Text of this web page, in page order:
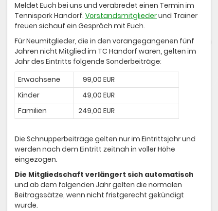
Meldet Euch bei uns und verabredet einen Termin im
Tennispark Handorf. Vorstandsmitgliederund Trainer
freuen sichauf ein Gespräch mit Euch.
Für Neumitglieder, die in den vorangegangenen fünf
Jahren nicht Mitglied im TC Handorf waren, gelten im
Jahr des Eintritts folgende Sonderbeiträge:
Erwachsene
99,00 EUR
Kinder
49,00 EUR
Familien
249,00 EUR
Die Schnupperbeiträge gelten nur im Eintrittsjahr und
werden nach dem Eintritt zeitnah in voller Höhe
eingezogen.
Die Mitgliedschaft verlängert sich automatisch
und ab dem folgenden Jahr gelten die normalen
Beitragssätze, wenn nicht fristgerecht gekündigt
wurde.